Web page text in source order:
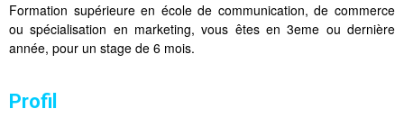
Formation supérieure en école de communication, de commerce
ou spécialisation en marketing, vous êtes en 3eme ou dernière
année, pour un stage de 6 mois.
Profil